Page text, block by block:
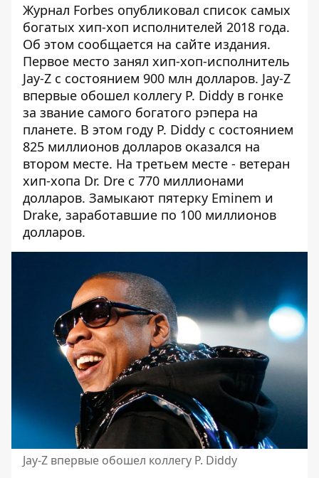
Журнал Forbes опубликовал список самых
богатых хип-хоп исполнителей 2018 года.
Об этом сообщается на сайте издания.
Первое место занял хип-хоп-исполнитель
Jay-Z с состоянием 900 млн долларов. Jay-Z
впервые обошел коллегу P. Diddy в гонке
за звание самого богатого рэпера на
планете. В этом году P. Diddy с состоянием
825 миллионов долларов оказался на
втором месте. На третьем месте - ветеран
хип-хопа Dr. Dre с 770 миллионами
долларов. Замыкают пятерку Eminem и
Drake, заработавшие по 100 миллионов
долларов.
Jay-Z впервые обошел коллегу P. Diddy